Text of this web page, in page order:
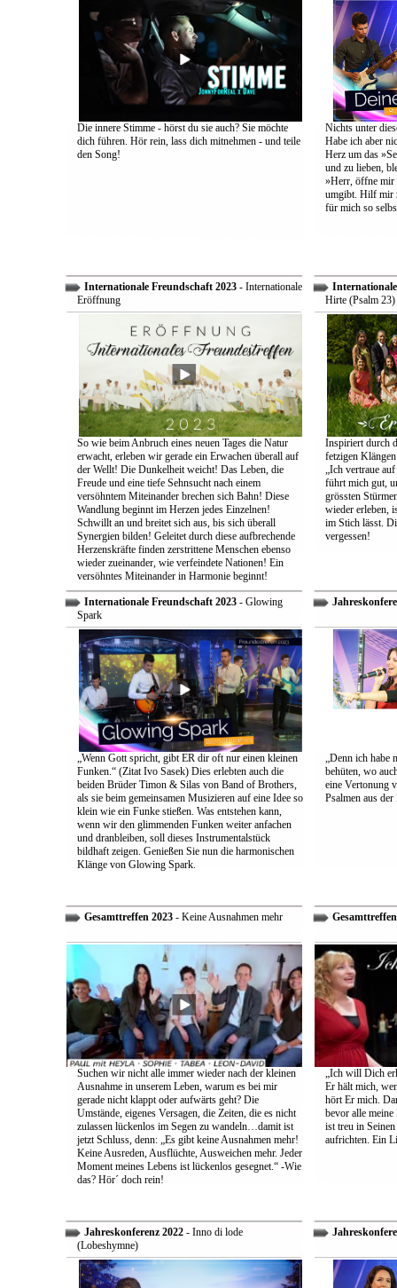
Die innere Stimme - hörst du sie auch? Sie möchte
dich führen. Hör rein, lass dich mitnehmen - und teile
den Song!
Nichts unter
Habe ich aber
Herz um das
und zu lieben,
»Herr, öffne mir
umgibt. Hilf mir
für mich so
Internationale Freundschaft 2023- Internationale
Eröffnung
So wie beim Anbruch eines neuen Tages die Natur
erwacht, erleben wir gerade ein Erwachen überall auf
der Wellt! Die Dunkelheit weicht! Das Leben, die
Freude und eine tiefe Sehnsucht nach einem
versöhntem Miteinander brechen sich Bahn! Diese
Wandlung beginnt im Herzen jedes Einzelnen!
Schwillt an und breitet sich aus, bis sich überall
Synergien bilden! Geleitet durch diese aufbrechende
Herzenskräfte finden zerstrittene Menschen ebenso
wieder zueinander, wie verfeindete Nationen! Ein
versöhntes Miteinander in Harmonie beginnt!
Hirte (Psalm 23)
Inspiriert durch
fetzigen
„Ich vertraue
führt mich gut,
grössten
wieder erleben,
im Stich lässt.
vergessen!
Internationale Freundschaft 2023- Glowing
Spark
„Wenn Gott spricht, gibt ER dir oft nur einen kleinen
Funken.“ (Zitat Ivo Sasek) Dies erlebten auch die
beiden Brüder Timon & Silas von Band of Brothers,
als sie beim gemeinsamen Musizieren auf eine Idee so
klein wie ein Funke stießen. Was entstehen kann,
wenn wir den glimmenden Funken weiter anfachen
und dranbleiben, soll dieses Instrumentalstück
bildhaft zeigen. Genießen Sie nun die harmonischen
Klänge von Glowing Spark.
„Denn ich habe
behüten, wo
eine Vertonung
Psalmen aus
Gesamttreffen 2023- Keine Ausnahmen mehr
Suchen wir nicht alle immer wieder nach der kleinen
Ausnahme in unserem Leben, warum es bei mir
gerade nicht klappt oder aufwärts geht? Die
Umstände, eigenes Versagen, die Zeiten, die es nicht
zulassen lückenlos im Segen zu wandeln…damit ist
jetzt Schluss, denn: „Es gibt keine Ausnahmen mehr!
Keine Ausreden, Ausflüchte, Ausweichen mehr. Jeder
Moment meines Lebens ist lückenlos gesegnet.“ -Wie
das? Hör´ doch rein!
„Ich will Dich
Er hält mich,
hört Er mich.
bevor alle
ist treu in
aufrichten. Ein
Jahreskonferenz 2022- Inno di lode
(Lobeshymne)